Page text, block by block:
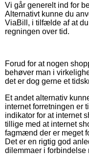
Vi går generelt ind for
Alternativt kunne du
ViaBill, i tilfælde af at
regningen over tid.
Forud for at nogen
behøver man i
det er dog gerne et
Et andet alternativ
internet forretningen er
indikator for at internet
tillige med at internet
fagmænd der er meget
Det er en rigtig god
dilemmaer i forbindelse